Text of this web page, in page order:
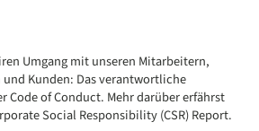
Umgang mit unseren Mitarbeitern,
Kunden: Das verantwortliche
Code of Conduct. Mehr darüber erfährst
Social Responsibility (CSR) Report.